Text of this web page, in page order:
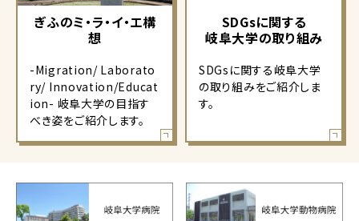
ぎふのミ・ラ・イ・エ構
想
-Migration/ Laborato
ry/ Innovation/Educat
ion- 岐阜大学の目指す
べき姿をご紹介します。
SDGsに関する
岐阜大学の取り組み
SDGsに関する岐阜大学
の取り組みをご紹介しま
す。